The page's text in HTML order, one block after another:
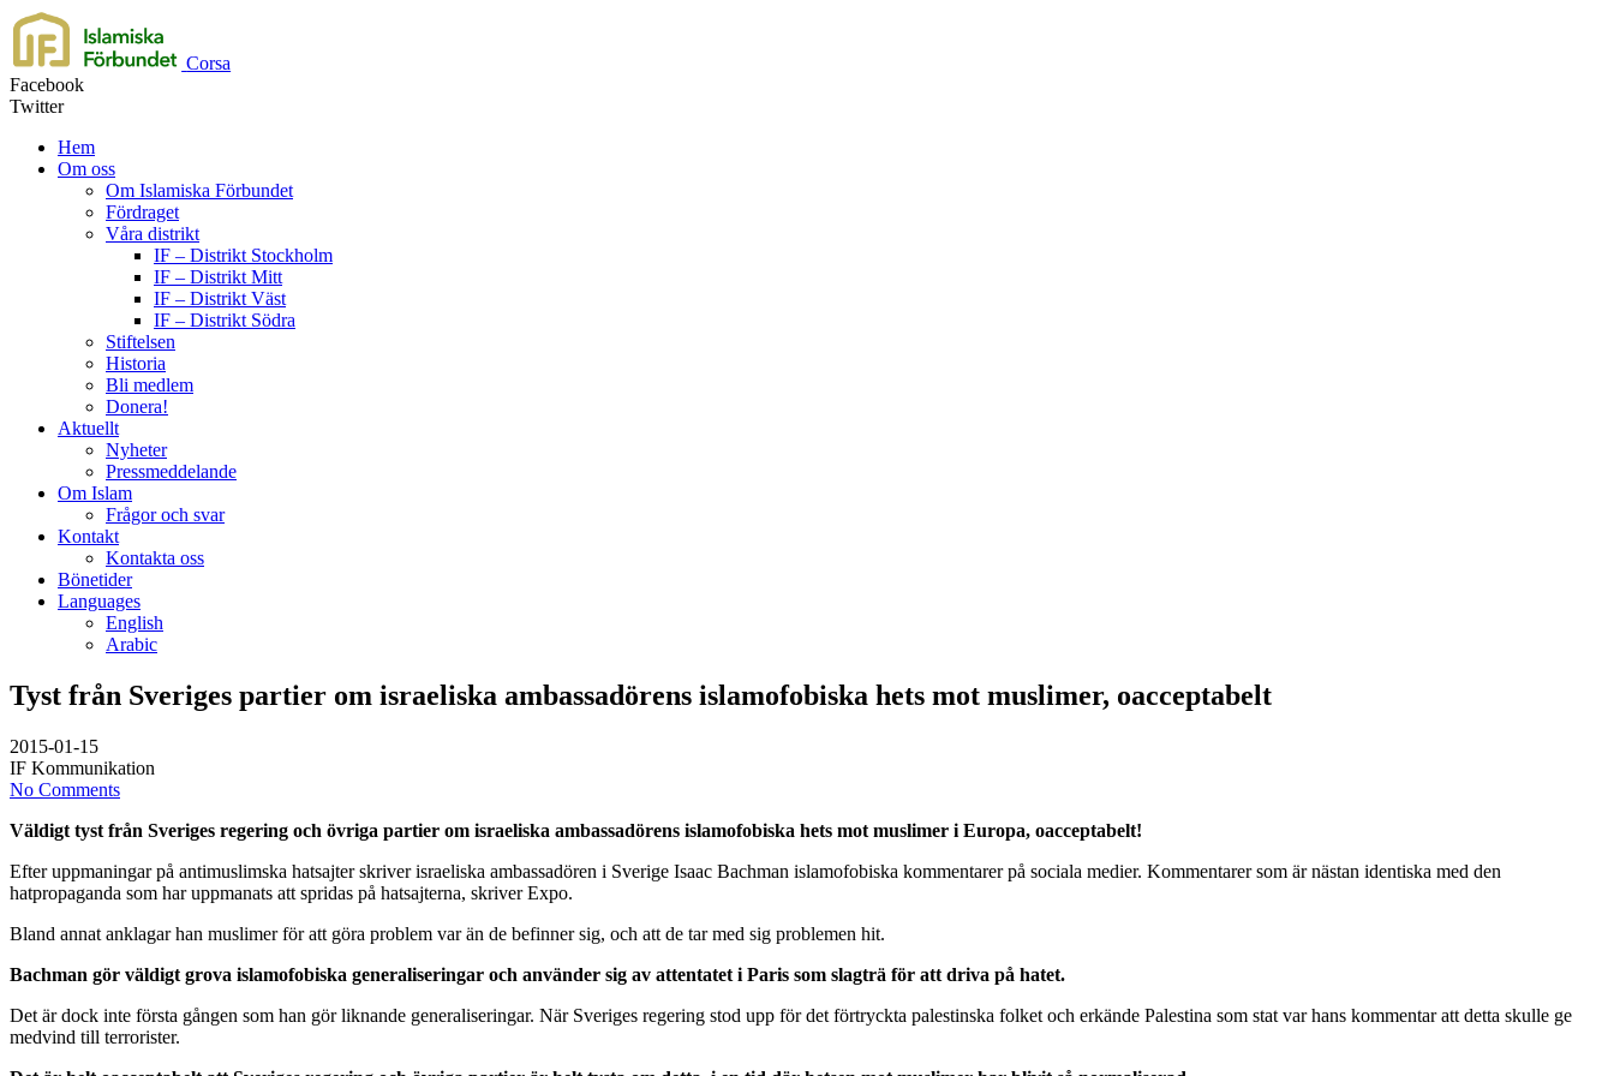
Corsa
Facebook
Twitter
Hem
Om oss
Om Islamiska Förbundet
Fördraget
Våra distrikt
IF – Distrikt Stockholm
IF – Distrikt Mitt
IF – Distrikt Väst
IF – Distrikt Södra
Stiftelsen
Historia
Bli medlem
Donera!
Aktuellt
Nyheter
Pressmeddelande
Om Islam
Frågor och svar
Kontakt
Kontakta oss
Bönetider
Languages
English
Arabic
Tyst från Sveriges partier om israeliska ambassadörens islamofobiska hets mot muslimer, oacceptabelt
2015-01-15
IF Kommunikation
No Comments
Väldigt tyst från Sveriges regering och övriga partier om israeliska ambassadörens islamofobiska hets mot muslimer i Europa, oacceptabelt!
Efter uppmaningar på antimuslimska hatsajter skriver israeliska ambassadören i Sverige Isaac Bachman islamofobiska kommentarer på sociala medier. Kommentarer som är nästan identiska med den
hatpropaganda som har uppmanats att spridas på hatsajterna, skriver Expo.
Bland annat anklagar han muslimer för att göra problem var än de befinner sig, och att de tar med sig problemen hit.
Bachman gör väldigt grova islamofobiska generaliseringar och använder sig av attentatet i Paris som slagträ för att driva på hatet.
Det är dock inte första gången som han gör liknande generaliseringar. När Sveriges regering stod upp för det förtryckta palestinska folket och erkände Palestina som stat var hans kommentar att detta skulle ge
medvind till terrorister.